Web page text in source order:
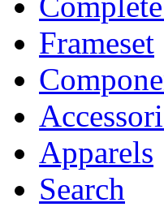
Frameset
Apparels
Search